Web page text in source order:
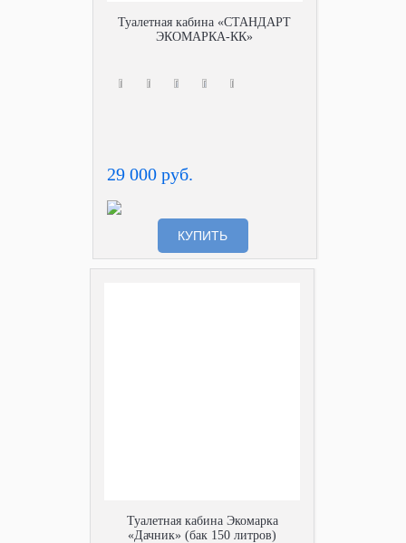
Туалетная кабина «СТАНДАРТ
ЭКОМАРКА-КК»
29 000 руб.
КУПИТЬ
Туалетная кабина Экомарка
«Дачник» (бак 150 литров)